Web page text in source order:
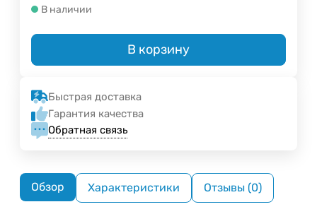
В наличии
В корзину
Быстрая доставка
Гарантия качества
Обратная связь
Обзор Характеристики Отзывы (0)